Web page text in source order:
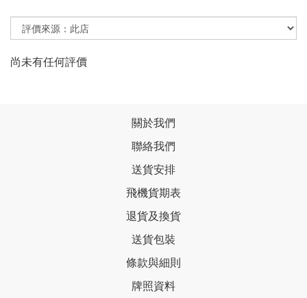
尚未有任何評價
關於我們
聯絡我們
送貨安排
飛機貨期表
退貨及換貨
送貨包裝
條款與細則
牌照資料